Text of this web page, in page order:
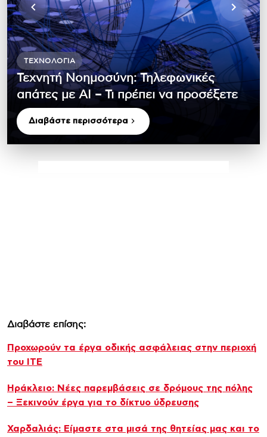
ΤΕΧΝΟΛΟΓΊΑ
Τεχνητή Νοημοσύνη: Τηλεφωνικές
απάτες με ΑΙ – Τι πρέπει να προσέξετε
Διαβάστε περισσότερα
Διαβάστε επίσης:
Προχωρούν τα έργα οδικής ασφάλειας στην περιοχή
του ΙΤΕ
Ηράκλειο: Νέες παρεμβάσεις σε δρόμους της πόλης
– Ξεκινούν έργα για το δίκτυο ύδρευσης
Χαρδαλιάς: Είμαστε στα μισά της θητείας μας και το